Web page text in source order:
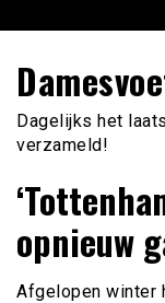
naar
inhoud
Dagelijks het
verzameld!
opnieuw
Afgelopen winter